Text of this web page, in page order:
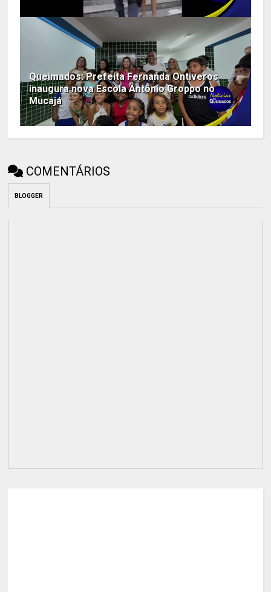
Queimados: Prefeita Fernanda Ontiveros
inaugura nova Escola Antônio Groppo no
Mucajá
COMENTÁRIOS
BLOGGER